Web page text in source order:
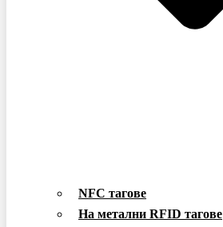
NFC тагове
На метални RFID тагове